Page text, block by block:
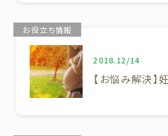
2018.12/14
【お悩み解決
お役立ち情報